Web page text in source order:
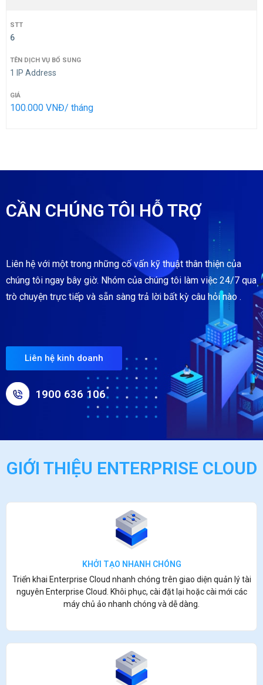
6
1 IP Address
100.000 VNĐ/ tháng
CẦN CHÚNG TÔI HỖ TRỢ
Liên hệ với một trong những cố vấn kỹ thuật thân thiện của
chúng tôi ngay bây giờ. Nhóm của chúng tôi làm việc 24/7 qua
trò chuyện trực tiếp và sẵn sàng trả lời bất kỳ câu hỏi nào .
Liên hệ kinh doanh
1900 636 106
GIỚI THIỆU ENTERPRISE CLOUD
KHỞI TẠO NHANH CHÓNG
Triển khai Enterprise Cloud nhanh chóng trên giao diện quản lý tài
nguyên Enterprise Cloud. Khôi phục, cài đặt lại hoặc cài mới các
máy chủ ảo nhanh chóng và dễ dàng.